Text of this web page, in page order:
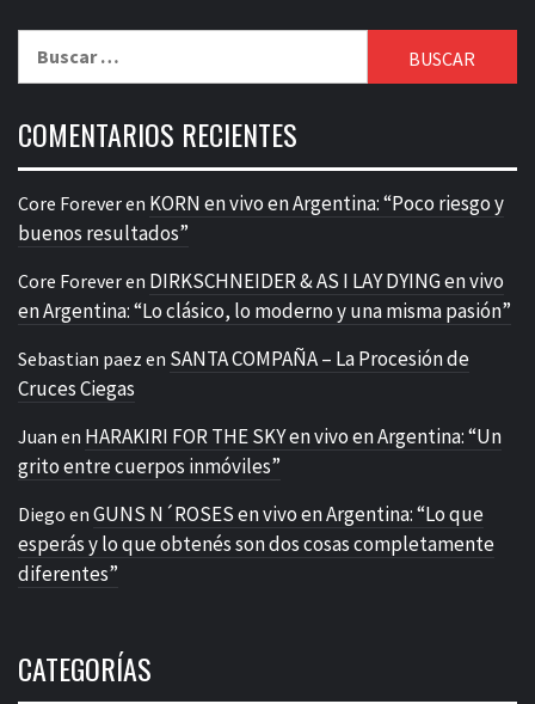
COMENTARIOS RECIENTES
Core Foreveren KORN en vivo en Argentina: “Poco riesgo y
buenos resultados”
Core Foreveren DIRKSCHNEIDER & AS I LAY DYING en vivo
en Argentina: “Lo clásico, lo moderno y una misma pasión”
Sebastian paez en SANTA COMPAÑA – La Procesión de
Cruces Ciegas
Juan en HARAKIRI FOR THE SKY en vivo en Argentina: “Un
grito entre cuerpos inmóviles”
Diego en GUNS N´ROSES en vivo en Argentina: “Lo que
esperás y lo que obtenés son dos cosas completamente
diferentes”
CATEGORÍAS